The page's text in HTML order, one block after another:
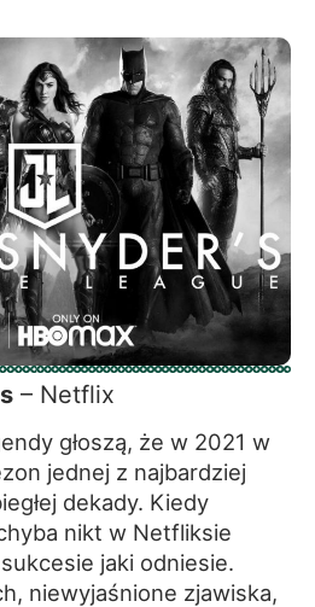
– Netflix
głoszą, że w 2021 w
jednej z najbardziej
dekady. Kiedy
nikt w Netfliksie
jaki odniesie.
niewyjaśnione zjawiska,